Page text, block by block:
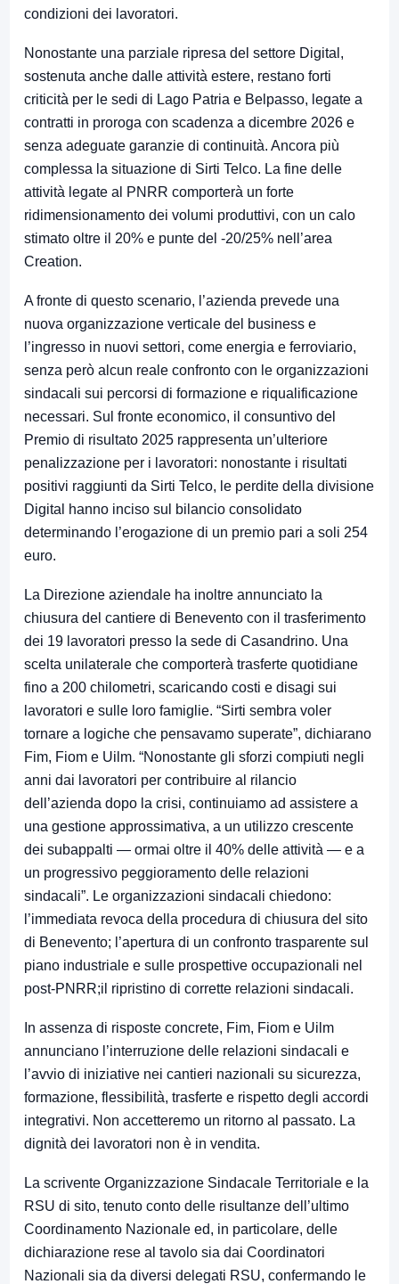
condizioni dei lavoratori.
Nonostante una parziale ripresa del settore Digital,
sostenuta anche dalle attività estere, restano forti
criticità per le sedi di Lago Patria e Belpasso, legate a
contratti in proroga con scadenza a dicembre 2026 e
senza adeguate garanzie di continuità. Ancora più
complessa la situazione di Sirti Telco. La fine delle
attività legate al PNRR comporterà un forte
ridimensionamento dei volumi produttivi, con un calo
stimato oltre il 20% e punte del -20/25% nell’area
Creation.
A fronte di questo scenario, l’azienda prevede una
nuova organizzazione verticale del business e
l’ingresso in nuovi settori, come energia e ferroviario,
senza però alcun reale confronto con le organizzazioni
sindacali sui percorsi di formazione e riqualificazione
necessari. Sul fronte economico, il consuntivo del
Premio di risultato 2025 rappresenta un’ulteriore
penalizzazione per i lavoratori: nonostante i risultati
positivi raggiunti da Sirti Telco, le perdite della divisione
Digital hanno inciso sul bilancio consolidato
determinando l’erogazione di un premio pari a soli 254
euro.
La Direzione aziendale ha inoltre annunciato la
chiusura del cantiere di Benevento con il trasferimento
dei 19 lavoratori presso la sede di Casandrino. Una
scelta unilaterale che comporterà trasferte quotidiane
fino a 200 chilometri, scaricando costi e disagi sui
lavoratori e sulle loro famiglie. “Sirti sembra voler
tornare a logiche che pensavamo superate”, dichiarano
Fim, Fiom e Uilm. “Nonostante gli sforzi compiuti negli
anni dai lavoratori per contribuire al rilancio
dell’azienda dopo la crisi, continuiamo ad assistere a
una gestione approssimativa, a un utilizzo crescente
dei subappalti — ormai oltre il 40% delle attività — e a
un progressivo peggioramento delle relazioni
sindacali”. Le organizzazioni sindacali chiedono:
l’immediata revoca della procedura di chiusura del sito
di Benevento; l’apertura di un confronto trasparente sul
piano industriale e sulle prospettive occupazionali nel
post-PNRR;il ripristino di corrette relazioni sindacali.
In assenza di risposte concrete, Fim, Fiom e Uilm
annunciano l’interruzione delle relazioni sindacali e
l’avvio di iniziative nei cantieri nazionali su sicurezza,
formazione, flessibilità, trasferte e rispetto degli accordi
integrativi. Non accetteremo un ritorno al passato. La
dignità dei lavoratori non è in vendita.
La scrivente Organizzazione Sindacale Territoriale e la
RSU di sito, tenuto conto delle risultanze dell’ultimo
Coordinamento Nazionale ed, in particolare, delle
dichiarazione rese al tavolo sia dai Coordinatori
Nazionali sia da diversi delegati RSU, confermando le